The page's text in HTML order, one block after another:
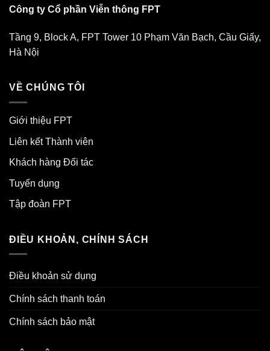
Công ty Cổ phần Viễn thông FPT
Tầng 9, Block A, FPT Tower 10 Phạm Văn Bạch, Cầu Giấy,
Hà Nội
VỀ CHÚNG TÔI
Giới thiệu FPT
Liên kết Thành viên
Khách hàng Đối tác
Tuyển dụng
Tập đoàn FPT
ĐIỀU KHOẢN, CHÍNH SÁCH
Điều khoản sử dụng
Chính sách thanh toán
Chính sách bảo mật